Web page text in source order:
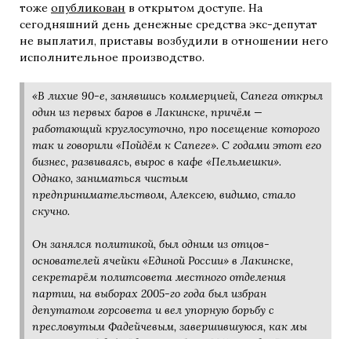
тоже опубликован в открытом доступе. На
сегодняшний день денежные средства экс-депутат
не выплатил, приставы возбудили в отношении него
исполнительное производство.
«В лихие 90-е, занявшись коммерцией, Сапега открыл
один из первых баров в Лакинске, причём —
работающий круглосуточно, про посещение которого
так и говорили «Пойдём к Сапеге». С годами этот его
бизнес, развиваясь, вырос в кафе «Пельмешки».
Однако, заниматься чистым
предпринимательством, Алексею, видимо, стало
скучно.
Он занялся политикой, был одним из отцов-
основателей ячейки «Единой России» в Лакинске,
секретарём политсовета местного отделения
партии, на выборах 2005-го года был избран
депутатом горсовета и вел упорную борьбу с
пресловутым Фадейчевым, завершившуюся, как мы